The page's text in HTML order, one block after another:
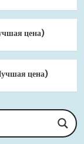
цена)
цена)
Brive